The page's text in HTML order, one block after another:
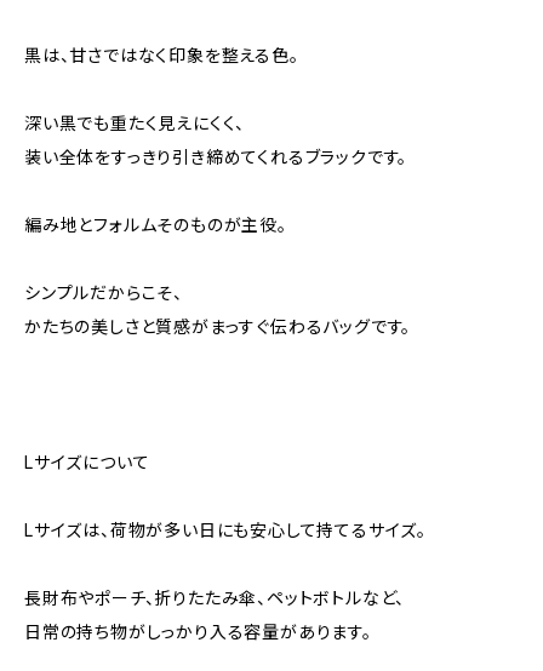
黒は、甘さではなく印象を整える色。
深い黒でも重たく見えにくく、
装い全体をすっきり引き締めてくれるブラックです。
編み地とフォルムそのものが主役。
シンプルだからこそ、
かたちの美しさと質感がまっすぐ伝わるバッグです。
Lサイズについて
Lサイズは、荷物が多い日にも安心して持てるサイズ。
長財布やポーチ、折りたたみ傘、ペットボトルなど、
日常の持ち物がしっかり入る容量があります。